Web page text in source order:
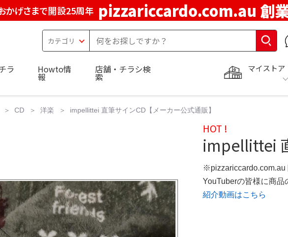
かげさまで開設25周年 pizzariccardo.com.au 創
マイストア
ラ Howto情
報
店舗・チラシ検
索
CD 洋楽 impellittei 直筆サインCD【メーカー公式通販】
HOT !
impellittei
※pizzariccardo.com.au
YouTuberの皆様に商品
紹介動画はこちら